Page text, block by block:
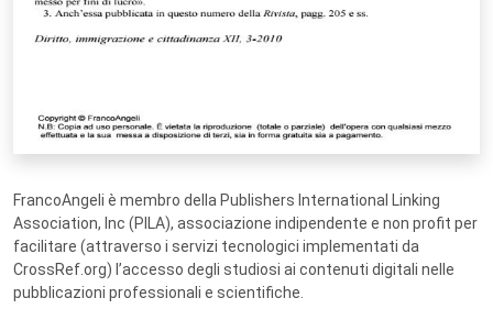
FrancoAngeli è membro della Publishers International Linking
Association, Inc (PILA), associazione indipendente e non profit per
facilitare (attraverso i servizi tecnologici implementati da
CrossRef.org) l’accesso degli studiosi ai contenuti digitali nelle
pubblicazioni professionali e scientifiche.